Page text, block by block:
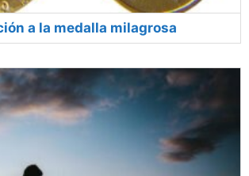
a la medalla milagrosa